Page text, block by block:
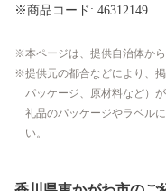
※商品コード: 46312149
本ページは、提供自治体か
提供元の都合などにより、
パッケージ、原材料など）
礼品のパッケージやラベル
い。